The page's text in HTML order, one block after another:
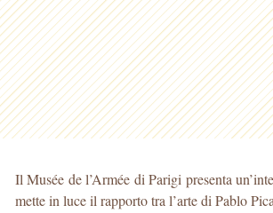
Il Musée de l’Armée di Parigi presenta
mette in luce il rapporto tra l’arte di Pablo